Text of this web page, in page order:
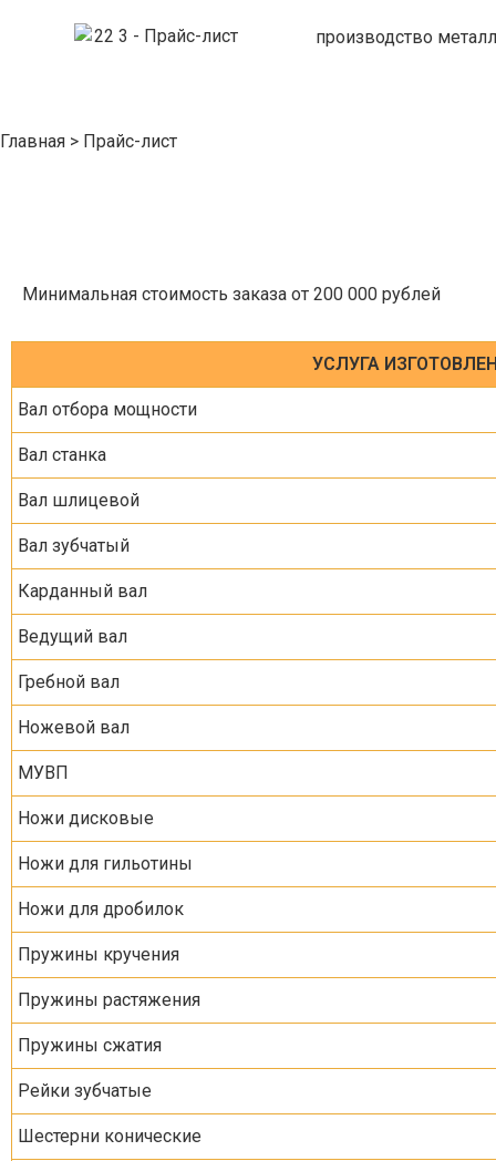
производство
Главная > Прайс-лист
Минимальная стоимость заказа от 200 000 рублей
УСЛУГА
Вал отбора мощности
Вал станка
Вал шлицевой
Вал зубчатый
Карданный вал
Ведущий вал
Гребной вал
Ножевой вал
МУВП
Ножи дисковые
Ножи для гильотины
Ножи для дробилок
Пружины кручения
Пружины растяжения
Пружины сжатия
Рейки зубчатые
Шестерни конические